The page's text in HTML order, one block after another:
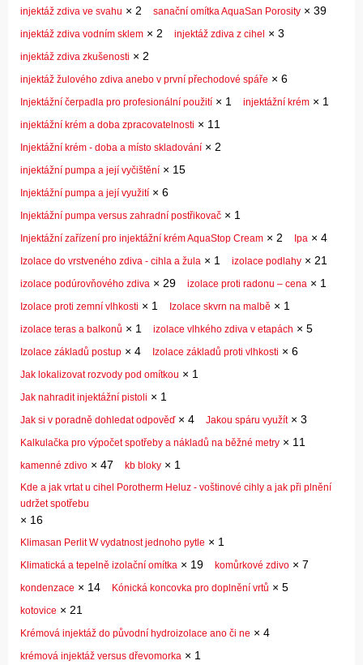
injektáž zdiva ve svahu × 2 sanační omítka AquaSan Porosity × 39
injektáž zdiva vodním sklem × 2 injektáž zdiva z cihel × 3
injektáž zdiva zkušenosti × 2
injektáž žulového zdiva anebo v první přechodové spáře × 6
Injektážní čerpadla pro profesionální použití × 1 injektážní krém × 1
injektážní krém a doba zpracovatelnosti × 11
Injektážní krém - doba a místo skladování × 2
injektážní pumpa a její vyčištění × 15
Injektážní pumpa a její využití × 6
Injektážní pumpa versus zahradní postřikovač × 1
Injektážní zařízení pro injektážní krém AquaStop Cream × 2 Ipa × 4
Izolace do vrstveného zdiva - cihla a žula × 1 izolace podlahy × 21
izolace podúrovňového zdiva × 29 izolace proti radonu – cena × 1
Izolace proti zemní vlhkosti × 1 Izolace skvrn na malbě × 1
izolace teras a balkonů × 1 izolace vlhkého zdiva v etapách × 5
Izolace základů postup × 4 Izolace základů proti vlhkosti × 6
Jak lokalizovat rozvody pod omítkou × 1
Jak nahradit injektážní pistoli × 1
Jak si v poradně dohledat odpověď× 4 Jakou spáru využít× 3
Kalkulačka pro výpočet spotřeby a nákladů na běžné metry × 11
kamenné zdivo × 47 kb bloky × 1
Kde a jak vrtat u cihel Porotherm Heluz - voštinové cihly a jak při plnění
udržet spotřebu
× 16
Klimasan Perlit W vydatnost jednoho pytle × 1
Klimatická a tepelně izolační omítka × 19 komůrkové zdivo × 7
kondenzace × 14 Kónická koncovka pro doplnění vrtů × 5
kotovice × 21
Krémová injektáž do původní hydroizolace ano či ne × 4
krémová injektáž versus dřevomorka × 1